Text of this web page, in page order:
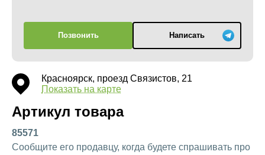
Позвонить Написать
Красноярск, проезд Связистов, 21
Показать на карте
Артикул товара
85571
Сообщите его продавцу, когда будете спрашивать про